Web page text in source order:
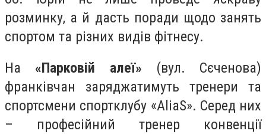
розминку, а й дасть поради щодо занять
спортом та різних видів фітнесу.
На «Парковій алеї» (вул. Сєченова)
франківчан заряджатимуть тренери та
спортсмени спортклубу «AliaS». Серед них
– професійний тренер конвенції